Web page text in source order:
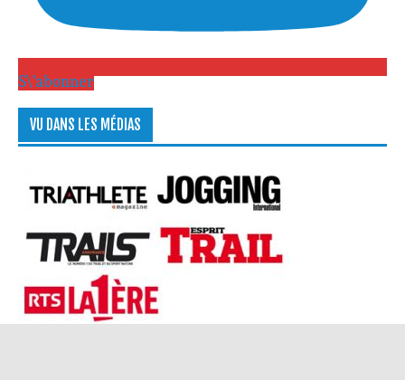
S\'abonner
VU DANS LES MÉDIAS